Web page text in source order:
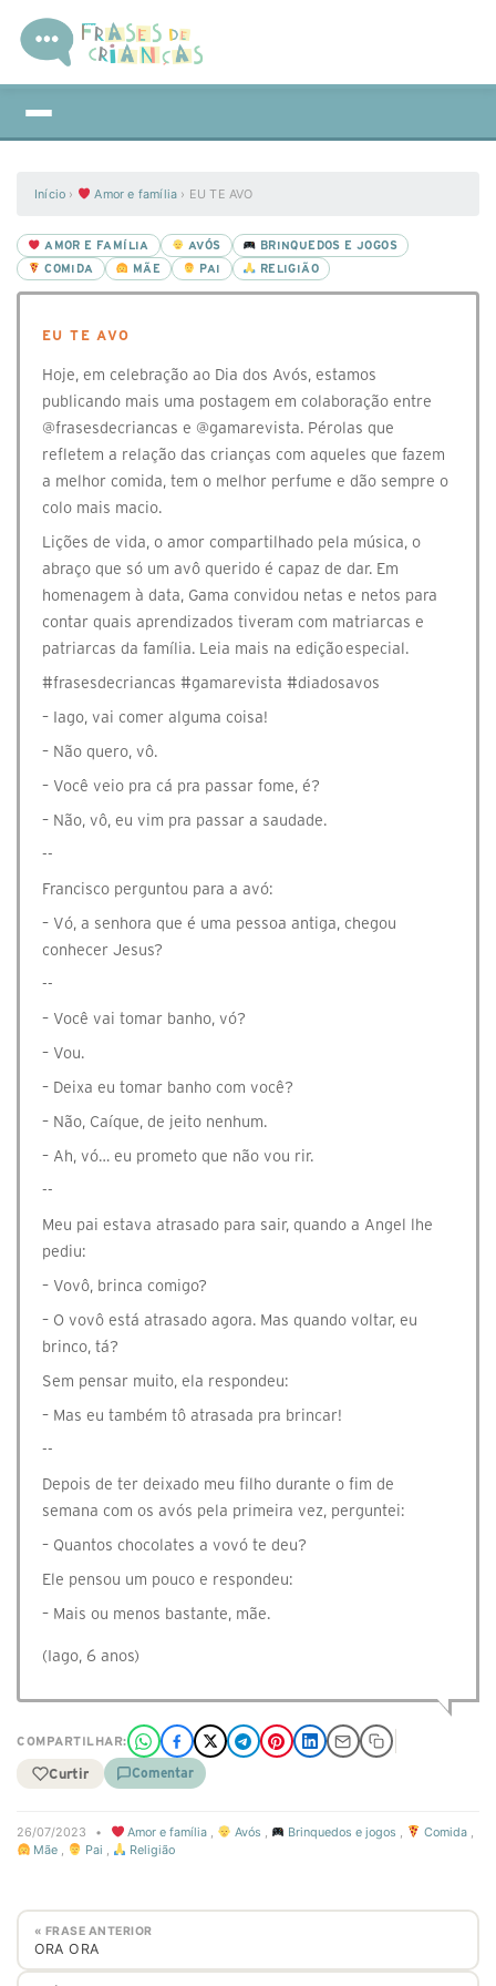
Início › Amor e família › EU TE AVO
AMOR E FAMÍLIA AVÓS
BRINQUEDOS E JOGOS
COMIDA
MÃE PAI RELIGIÃO
EU TE AVO
Hoje, em celebração ao Dia dos Avós, estamos
publicando mais uma postagem em colaboração entre
@‌frasesdecriancas e @‌gamarevista. Pérolas que
refletem a relação das crianças com aqueles que fazem
a melhor comida, tem o melhor perfume e dão sempre o
colo mais macio.
Lições de vida, o amor compartilhado pela música, o
abraço que só um avô querido é capaz de dar. Em
homenagem à data, Gama convidou netas e netos para
contar quais aprendizados tiveram com matriarcas e
patriarcas da família. Leia mais na edição especial.
#frasesdecriancas #gamarevista #diadosavos
– Iago, vai comer alguma coisa!
– Não quero, vô.
– Você veio pra cá pra passar fome, é?
– Não, vô, eu vim pra passar a saudade.
--
Francisco perguntou para a avó:
– Vó, a senhora que é uma pessoa antiga, chegou
conhecer Jesus?
--
– Você vai tomar banho, vó?
– Vou.
– Deixa eu tomar banho com você?
– Não, Caíque, de jeito nenhum.
– Ah, vó… eu prometo que não vou rir.
--
Meu pai estava atrasado para sair, quando a Angel lhe
pediu:
– Vovô, brinca comigo?
– O vovô está atrasado agora. Mas quando voltar, eu
brinco, tá?
Sem pensar muito, ela respondeu:
– Mas eu também tô atrasada pra brincar!
--
Depois de ter deixado meu filho durante o fim de
semana com os avós pela primeira vez, perguntei:
– Quantos chocolates a vovó te deu?
Ele pensou um pouco e respondeu:
– Mais ou menos bastante, mãe.
(Iago, 6 anos)
COMPARTILHAR:
Curtir Comentar
26/07/2023 • Amor e família , Avós , Brinquedos e jogos , Comida,
Mãe , Pai , Religião
« FRASE ANTERIOR
ORA ORA